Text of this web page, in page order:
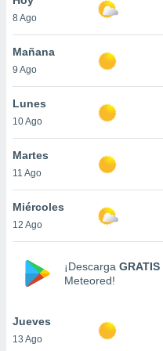
en
más
nuestra
de
aceptar
de
8 Ago
Mañana
9 Ago
Lunes
10 Ago
Martes
11 Ago
Miércoles
12 Ago
¡Descarga GRATIS
Meteored!
Jueves
13 Ago